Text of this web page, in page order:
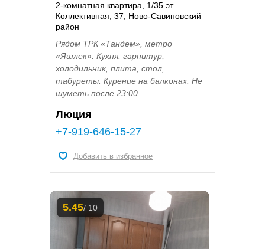
2-комнатная квартира, 1/35 эт.
Коллективная, 37, Ново-Савиновский
район
Рядом ТРК «Тандем», метро
«Яшлек». Кухня: гарнитур,
холодильник, плита, стол,
табуреты. Курение на балконах. Не
шуметь после 23:00...
Люция
+7-919-646-15-27
Добавить в избранное
5.45/ 10